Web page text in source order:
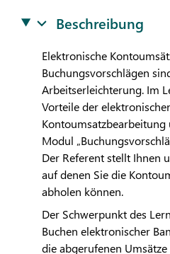
Beschreibung
Elektronische
Buchungsvorschlägen
Arbeitserleichterung. Im
Vorteile der
Kontoumsatzbearbeitung
Modul
Der Referent stellt Ihnen
auf denen Sie die
abholen können.
Der Schwerpunkt des
Buchen elektronischer
die abgerufenen